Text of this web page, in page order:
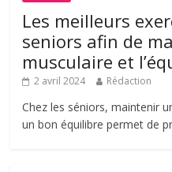
Les meilleurs
seniors afin de
musculaire et
2 avril 2024 Rédaction
Chez les séniors, maintenir
un bon équilibre permet de